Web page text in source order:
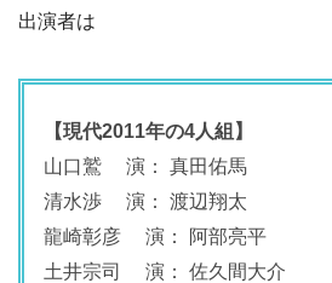
出演者は
【現代2011年の4人組】
山口鷲 演： 真田佑馬
清水渉 演： 渡辺翔太
龍崎彰彦 演： 阿部亮平
土井宗司 演： 佐久間大介